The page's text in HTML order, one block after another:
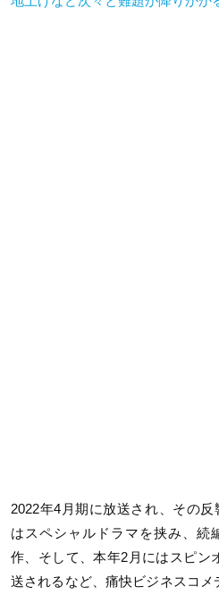
2022年4月期に放送され、その
はスペシャルドラマを挟み、続
作、そして、本年2月にはスピン
送されるなど、痛快ビジネスコ